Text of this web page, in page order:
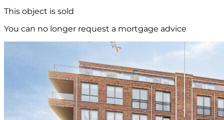
This object is sold
You can no longer request a mortgage advice